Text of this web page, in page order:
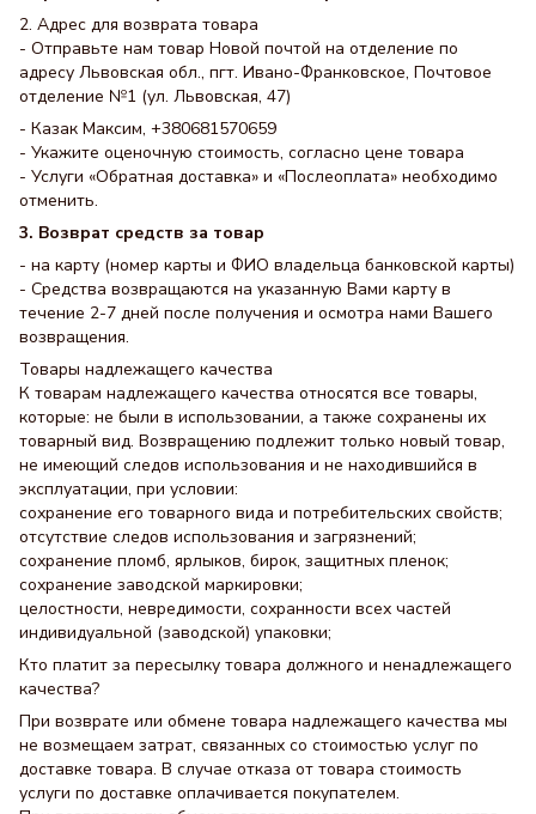
2. Адрес для возврата товара
- Отправьте нам товар Новой почтой на отделение по
адресу Львовская обл., пгт. Ивано-Франковское, Почтовое
отделение №1 (ул. Львовская, 47)
- Казак Максим, +380681570659
- Укажите оценочную стоимость, согласно цене товара
- Услуги «Обратная доставка» и «Послеоплата» необходимо
отменить.
3. Возврат средств за товар
- на карту (номер карты и ФИО владельца банковской карты)
- Средства возвращаются на указанную Вами карту в
течение 2-7 дней после получения и осмотра нами Вашего
возвращения.
Товары надлежащего качества
К товарам надлежащего качества относятся все товары,
которые: не были в использовании, а также сохранены их
товарный вид. Возвращению подлежит только новый товар,
не имеющий следов использования и не находившийся в
эксплуатации, при условии:
сохранение его товарного вида и потребительских свойств;
отсутствие следов использования и загрязнений;
сохранение пломб, ярлыков, бирок, защитных пленок;
сохранение заводской маркировки;
целостности, невредимости, сохранности всех частей
индивидуальной (заводской) упаковки;
Кто платит за пересылку товара должного и ненадлежащего
качества?
При возврате или обмене товара надлежащего качества мы
не возмещаем затрат, связанных со стоимостью услуг по
доставке товара. В случае отказа от товара стоимость
услуги по доставке оплачивается покупателем.